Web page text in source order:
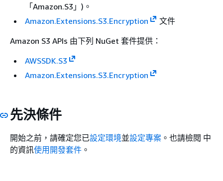
「Amazon.S3」)。
Amazon.Extensions.S3.Encryption
文件
Amazon S3 APIs 由下列 NuGet 套件提供：
AWSSDK.S3
Amazon.Extensions.S3.Encryption
先決條件
開始之前，請確定您已設定環境並設定專案 。也請檢閱 中
的資訊使用開發套件 。